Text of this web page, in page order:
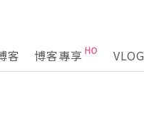
客 博客專享 VLOG